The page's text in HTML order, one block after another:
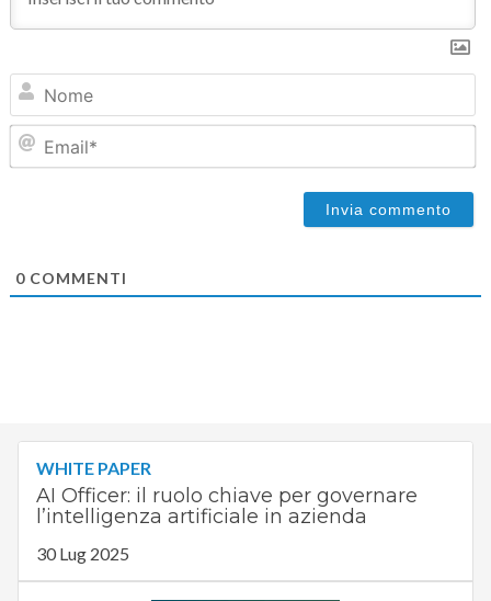
0COMMENTI
WHITE PAPER
AI Officer: il ruolo chiave per governare
l’intelligenza artificiale in azienda
30 Lug 2025